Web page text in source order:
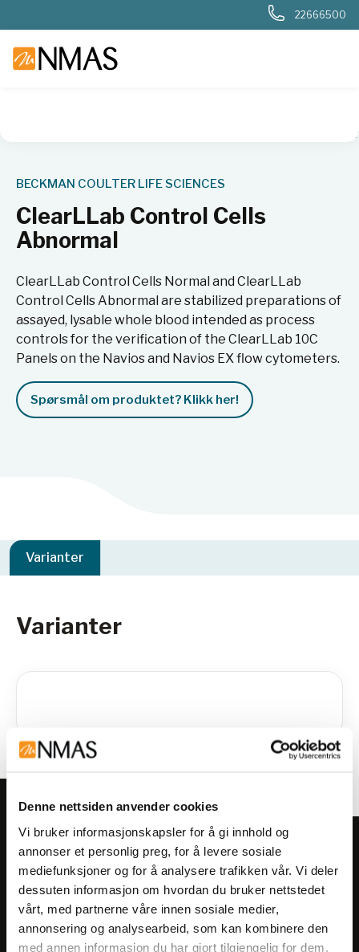
Denne nettsiden anvender cookies
Vi bruker informasjonskapsler for å gi innhold og
annonser et personlig preg, for å levere sosiale
mediefunksjoner og for å analysere trafikken vår. Vi deler
dessuten informasjon om hvordan du bruker nettstedet
vårt, med partnerne våre innen sosiale medier,
annonsering og analysearbeid, som kan kombinere den
med annen informasjon du har gjort tilgjengelig for dem,
22666500
BECKMAN COULTER LIFE SCIENCES
ClearLLab Control Cells
Abnormal
ClearLLab Control Cells Normal and ClearLLab
Control Cells Abnormal are stabilized preparations of
assayed, lysable whole blood intended as process
controls for the verification of the ClearLLab 10C
Panels on the Navios and Navios EX flow cytometers.
Spørsmål om produktet? Klikk her!
Varianter
Varianter
Meld deg på vårt nyhetsbrev!
Få informasjon om produkter,
arrangementer og kampanjer.
Meld på nyhetsbrev